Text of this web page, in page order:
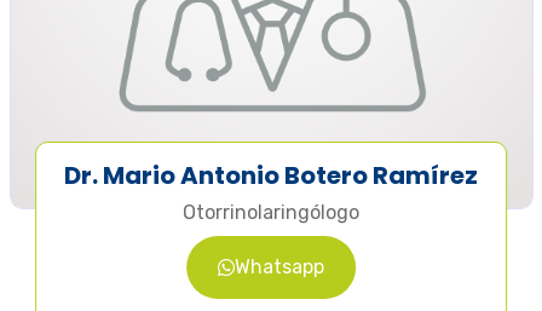
Dr. Mario Antonio Botero Ramírez
Otorrinolaringólogo
Whatsapp